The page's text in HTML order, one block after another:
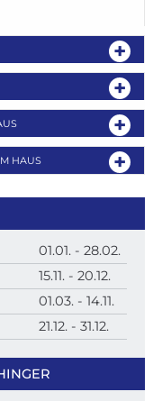
HAUS
01.01. - 28.02.
15.11. - 20.12.
01.03. - 14.11.
21.12. - 31.12.